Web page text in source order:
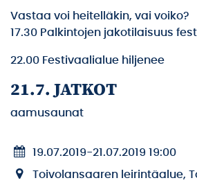
Vastaa voi heitelläkin, vai voiko?
17.30 Palkintojen jakotilaisuus
22.00 Festivaalialue hiljenee
21.7. JATKOT
aamusaunat
19.07.2019-21.07.2019 19:00
Toivolansaaren leirintäalue,